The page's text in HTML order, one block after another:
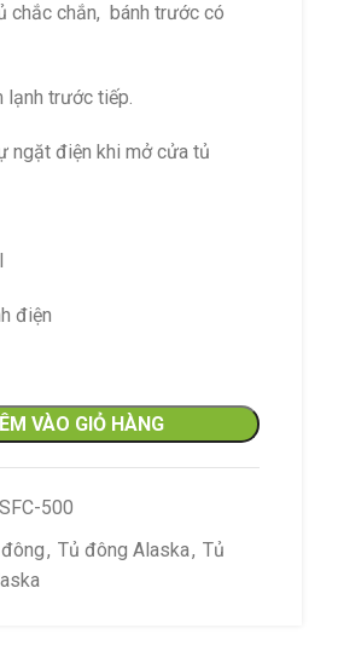
chắc chắn, bánh trước có
lạnh trước tiếp.
ngặt điện khi mở cửa tủ
điện
VÀO GIỎ HÀNG
500
, Tủ đông Alaska, Tủ